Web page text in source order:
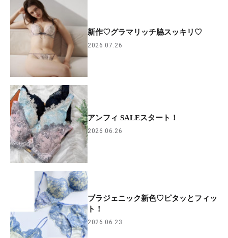
新作♡グラマリッチ脇スッキリ♡
2026.07.26
アンフィ SALEスタート！
2026.06.26
ブラジェニック新色♡ピタッとフィッ
ト！
2026.06.23